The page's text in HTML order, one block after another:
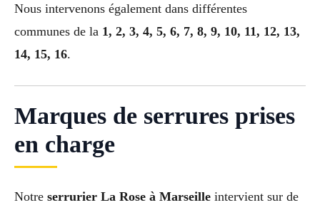
Nous intervenons également dans différentes
communes de la 1, 2, 3, 4, 5, 6, 7, 8, 9, 10, 11, 12, 13,
14, 15, 16.
Marques de serrures prises
en charge
Notre serrurier La Rose à Marseille intervient sur de